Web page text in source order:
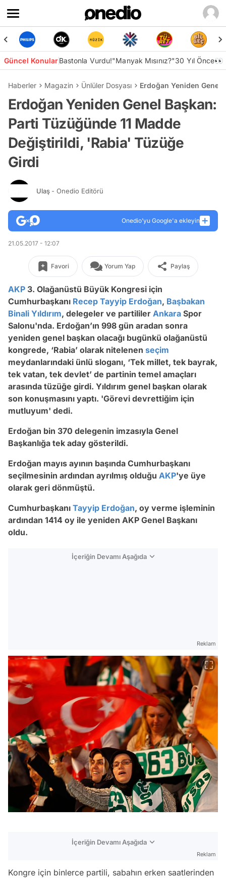
Güncel KonularBastonla Vurdu!"Manyak Mısınız?"30 Yıl Önce👀
Haberler Magazin Ünlüler Dosyası Erdoğan Yeniden Genel
Erdoğan Yeniden Genel Başkan:
Parti Tüzüğünde 11 Madde
Değiştirildi, 'Rabia' Tüzüğe
Girdi
Ulaş - Onedio Editörü
Onedio’yu Google'a ekleyin
21.05.2017 - 12:07
Favori Yorum Yap Paylaş
AKP 3. Olağanüstü Büyük Kongresi için
Cumhurbaşkanı Recep Tayyip Erdoğan, Başbakan
Binali Yıldırım, delegeler ve partililer Ankara Spor
Salonu'nda. Erdoğan’ın 998 gün aradan sonra
yeniden genel başkan olacağı bugünkü olağanüstü
kongrede, ‘Rabia’ olarak nitelenen seçim
meydanlarındaki ünlü sloganı, ‘Tek millet, tek bayrak,
tek vatan, tek devlet’ de partinin temel amaçları
arasında tüzüğe girdi. Yıldırım genel başkan olarak
son konuşmasını yaptı. 'Görevi devrettiğim için
mutluyum' dedi.
Erdoğan bin 370 delegenin imzasıyla Genel
Başkanlığa tek aday gösterildi.
Erdoğan mayıs ayının başında Cumhurbaşkanı
seçilmesinin ardından ayrılmış olduğu AKP'ye üye
olarak geri dönmüştü.
Cumhurbaşkanı Tayyip Erdoğan, oy verme işleminin
ardından 1414 oy ile yeniden AKP Genel Başkanı
oldu.
İçeriğin Devamı Aşağıda
Reklam
İçeriğin Devamı Aşağıda
Reklam
Kongre için binlerce partili, sabahın erken saatlerinden